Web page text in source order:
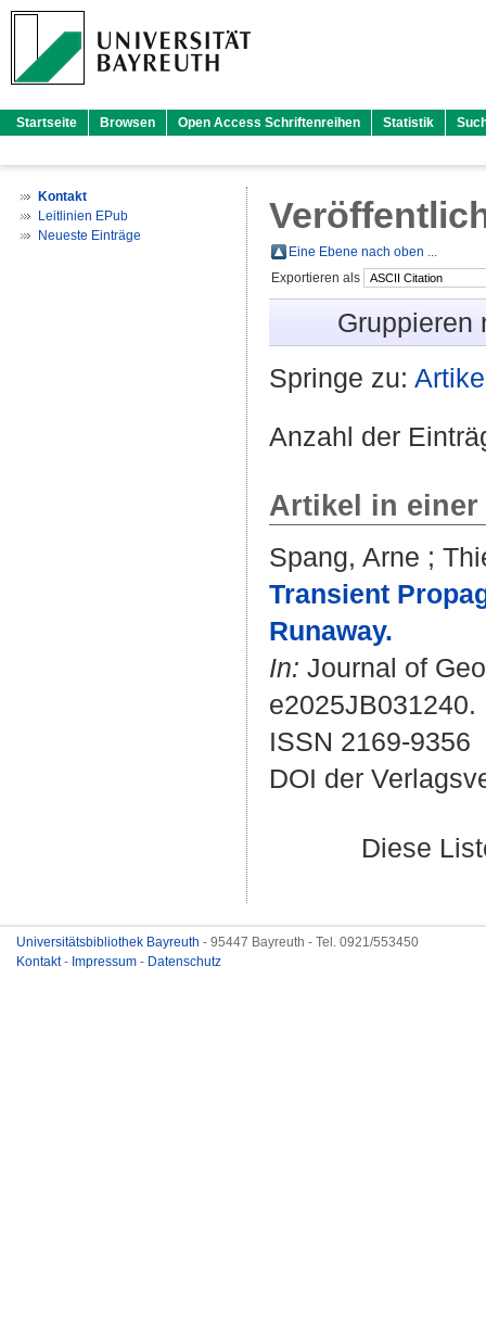
Startseite Browsen Open Access Schriftenreihen Statistik
Kontakt
Leitlinien EPub
Neueste Einträge
Eine Ebene nach oben ...
Exportieren als
Gruppieren
Springe zu:
Anzahl der
Artikel in
Spang, Arne ;
Transient
Runaway.
In: Journal of
e2025JB031240.
ISSN 2169-9356
DOI der
Diese
Universitätsbibliothek Bayreuth - 95447 Bayreuth - Tel. 0921/553450
Kontakt- Impressum - Datenschutz